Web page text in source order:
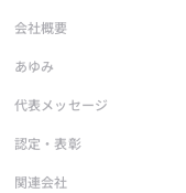
願い申し上げま
会社概要
あゆみ
代表メッセージ
認定・表彰
関連会社